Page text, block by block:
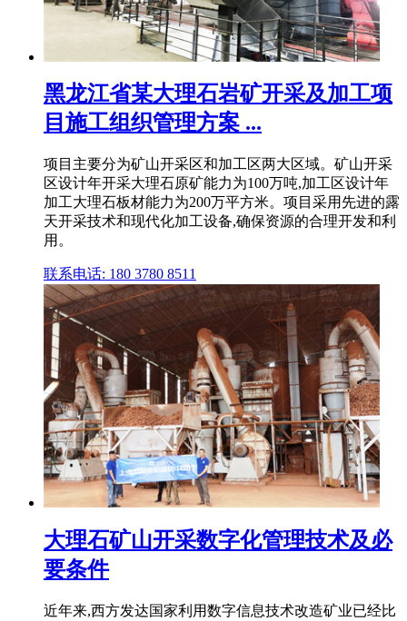
黑龙江省某大理石岩矿开采及加工项
目施工组织管理方案 ...
项目主要分为矿山开采区和加工区两大区域。矿山开采
区设计年开采大理石原矿能力为100万吨,加工区设计年
加工大理石板材能力为200万平方米。项目采用先进的露
天开采技术和现代化加工设备,确保资源的合理开发和利
用。
联系电话: 180 3780 8511
大理石矿山开采数字化管理技术及必
要条件
近年来,西方发达国家利用数字信息技术改造矿业已经比